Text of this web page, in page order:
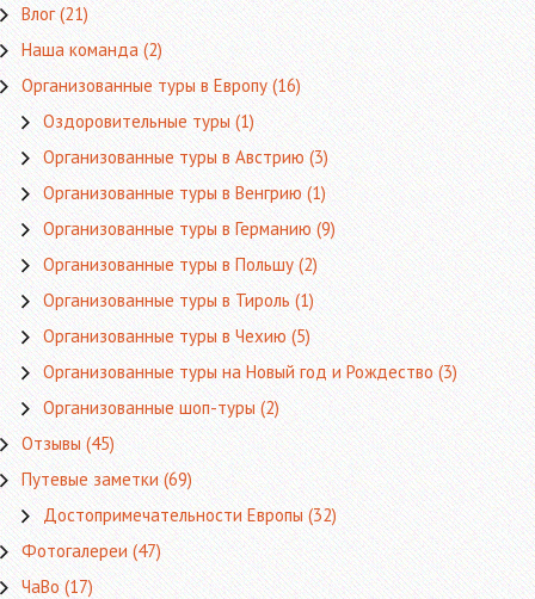
Влог(21)
Наша команда(2)
Организованные туры в Европу(16)
Оздоровительные туры(1)
Организованные туры в Австрию(3)
Организованные туры в Венгрию(1)
Организованные туры в Германию(9)
Организованные туры в Польшу(2)
Организованные туры в Тироль(1)
Организованные туры в Чехию(5)
Организованные туры на Новый год и Рождество(3)
Организованные шоп-туры(2)
Отзывы(45)
Путевые заметки(69)
Достопримечательности Европы(32)
Фотогалереи(47)
ЧаВо(17)